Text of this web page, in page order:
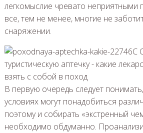
легкомыслие чревато неприятными
все, тем не менее, многие не
снаряжении.
В первую очередь следует
условиях могут понадобиться
поэтому и собирать «экстренный
необходимо обдуманно.